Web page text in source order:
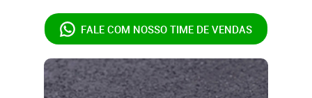
FALE COM NOSSO TIME DE VENDAS